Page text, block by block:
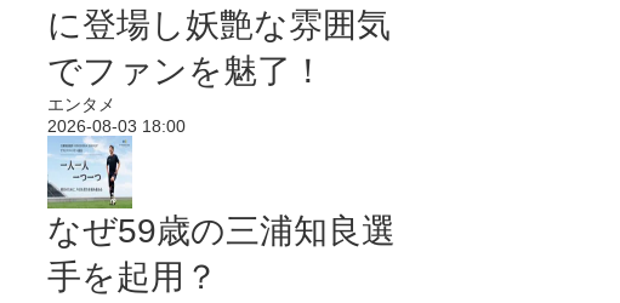
に登場し妖艶な雰囲気
でファンを魅了！
エンタメ
2026-08-03 18:00
なぜ59歳の三浦知良選
手を起用？